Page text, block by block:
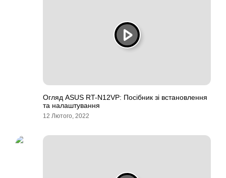
Огляд ASUS RT-N12VP: Посібник зі встановлення
та налаштування
12 Лютого, 2022